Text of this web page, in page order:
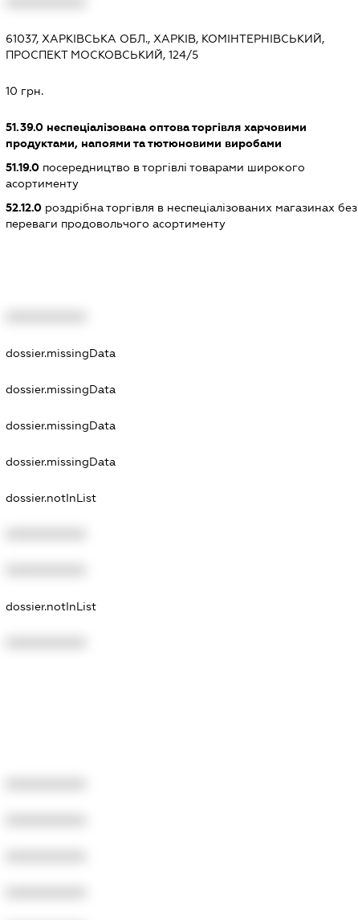
61037, ХАРКІВСЬКА ОБЛ., ХАРКІВ, КОМІНТЕРНІВСЬКИЙ,
ПРОСПЕКТ МОСКОВСЬКИЙ, 124/5
10 грн.
51.39.0неспеціалізована оптова торгівля харчовими
продуктами, напоями та тютюновими виробами
51.19.0посередництво в торгівлі товарами широкого
асортименту
52.12.0роздрібна торгівля в неспеціалізованих магазинах без
переваги продовольчого асортименту
dossier.missingData
dossier.missingData
dossier.missingData
dossier.missingData
dossier.notInList
dossier.notInList